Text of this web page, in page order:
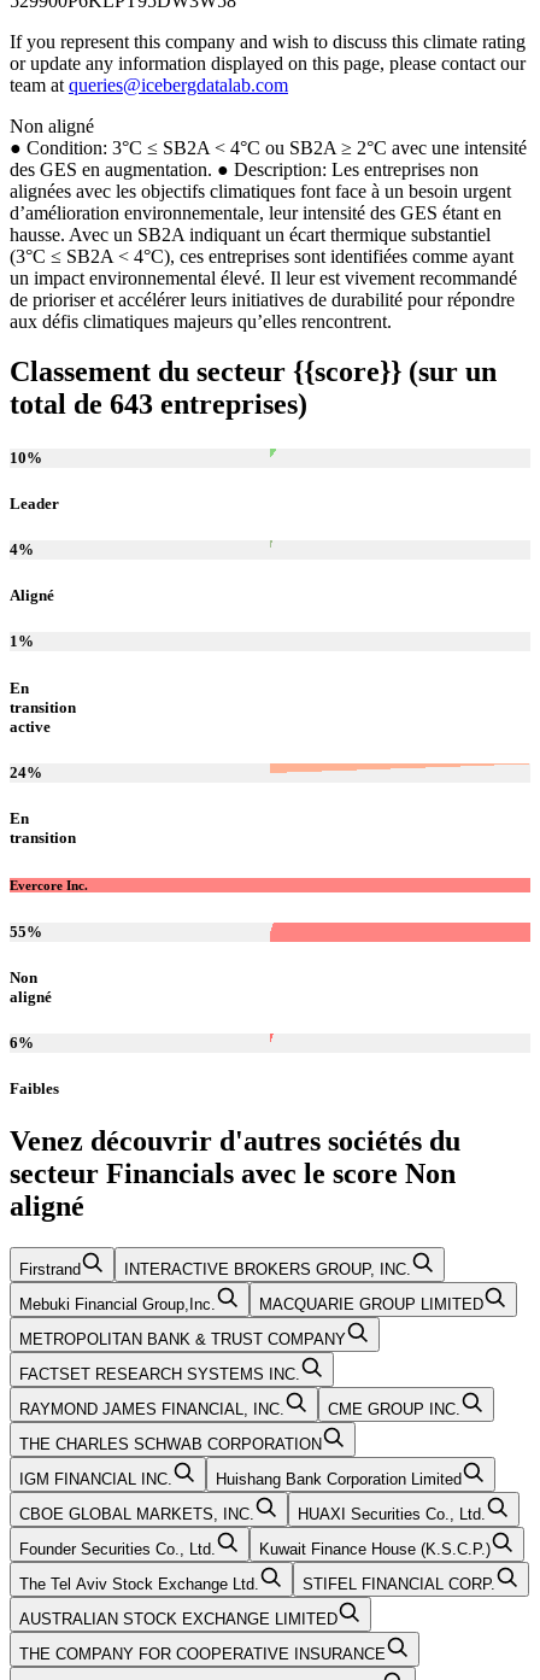
If you represent this company and wish to discuss this climate rating
or update any information displayed on this page, please contact our
team at queries@icebergdatalab.com
Non aligné
● Condition: 3°C ≤ SB2A < 4°C ou SB2A ≥ 2°C avec une intensité
des GES en augmentation. ● Description: Les entreprises non
alignées avec les objectifs climatiques font face à un besoin urgent
d’amélioration environnementale, leur intensité des GES étant en
hausse. Avec un SB2A indiquant un écart thermique substantiel
(3°C ≤ SB2A < 4°C), ces entreprises sont identifiées comme ayant
un impact environnemental élevé. Il leur est vivement recommandé
de prioriser et accélérer leurs initiatives de durabilité pour répondre
aux défis climatiques majeurs qu’elles rencontrent.
Classement du secteur {{score}} (sur un
total de 643 entreprises)
10%
Leader
4%
Aligné
1%
En
transition
active
24%
En
transition
Evercore Inc.
55%
Non
aligné
6%
Faibles
Venez découvrir d'autres sociétés du
secteur Financials avec le score Non
aligné
Firstrand
INTERACTIVE BROKERS GROUP, INC.
Mebuki Financial Group,Inc.
MACQUARIE GROUP LIMITED
METROPOLITAN BANK & TRUST COMPANY
FACTSET RESEARCH SYSTEMS INC.
RAYMOND JAMES FINANCIAL, INC.
CME GROUP INC.
THE CHARLES SCHWAB CORPORATION
IGM FINANCIAL INC.
Huishang Bank Corporation Limited
CBOE GLOBAL MARKETS, INC.
HUAXI Securities Co., Ltd.
Founder Securities Co., Ltd.
Kuwait Finance House (K.S.C.P.)
The Tel Aviv Stock Exchange Ltd.
STIFEL FINANCIAL CORP.
AUSTRALIAN STOCK EXCHANGE LIMITED
THE COMPANY FOR COOPERATIVE INSURANCE